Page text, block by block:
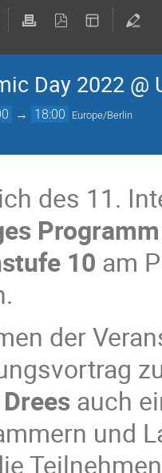
Day 2022 @
→ 18:00 Europe/Berlin
des 11.
10 am
der
auch
und